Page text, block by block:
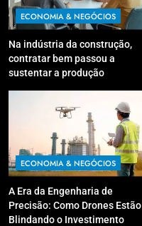
ECONOMIA & NEGÓCIOS
Na indústria da construção,
contratar bem passou a
sustentar a produção
ECONOMIA & NEGÓCIOS
A Era da Engenharia de
Precisão: Como Drones Estão
Blindando o Investimento